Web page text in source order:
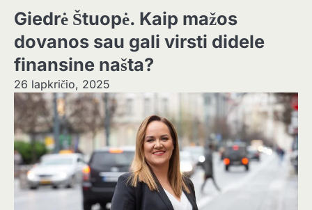
Giedrė Štuopė. Kaip mažos
dovanos sau gali virsti didele
finansine našta?
26 lapkričio, 2025